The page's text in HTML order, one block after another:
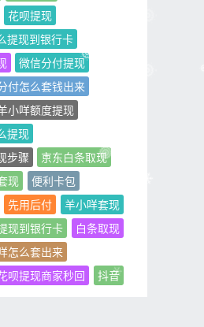
花呗提现
提现到银行卡
微信分付提现
付怎么套钱出来
小咩额度提现
提现
步骤
京东白条取现
现
便利卡包
先用后付
羊小咩套现
现到银行卡
白条取现
怎么套出来
呗提现商家秒回 抖音